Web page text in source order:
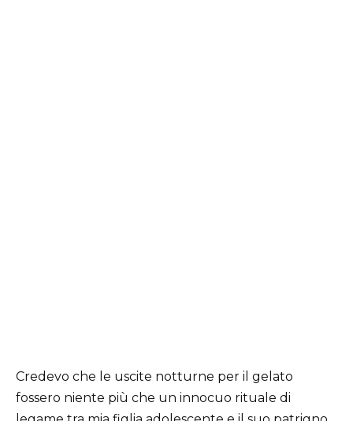
Credevo che le uscite notturne per il gelato
fossero niente più che un innocuo rituale di